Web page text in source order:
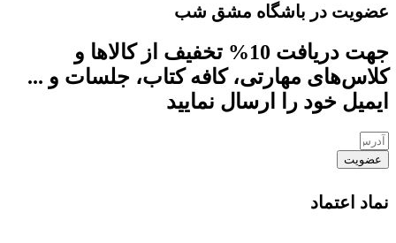
عضویت در باشگاه مشق شب
جهت دریافت 10% تخفیف از کالاها و
کلاس‌های مهارتی، کافه کتاب، جلسات و ...
ایمیل خود را ارسال نمایید
عضویت
نماد اعتماد